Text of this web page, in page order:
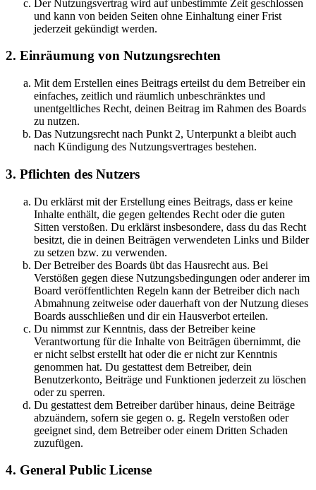
Der Nutzungsvertrag wird auf unbestimmte Zeit geschlossen
und kann von beiden Seiten ohne Einhaltung einer Frist
jederzeit gekündigt werden.
2. Einräumung von Nutzungsrechten
Mit dem Erstellen eines Beitrags erteilst du dem Betreiber ein
einfaches, zeitlich und räumlich unbeschränktes und
unentgeltliches Recht, deinen Beitrag im Rahmen des Boards
zu nutzen.
Das Nutzungsrecht nach Punkt 2, Unterpunkt a bleibt auch
nach Kündigung des Nutzungsvertrages bestehen.
3. Pflichten des Nutzers
Du erklärst mit der Erstellung eines Beitrags, dass er keine
Inhalte enthält, die gegen geltendes Recht oder die guten
Sitten verstoßen. Du erklärst insbesondere, dass du das Recht
besitzt, die in deinen Beiträgen verwendeten Links und Bilder
zu setzen bzw. zu verwenden.
Der Betreiber des Boards übt das Hausrecht aus. Bei
Verstößen gegen diese Nutzungsbedingungen oder anderer im
Board veröffentlichten Regeln kann der Betreiber dich nach
Abmahnung zeitweise oder dauerhaft von der Nutzung dieses
Boards ausschließen und dir ein Hausverbot erteilen.
Du nimmst zur Kenntnis, dass der Betreiber keine
Verantwortung für die Inhalte von Beiträgen übernimmt, die
er nicht selbst erstellt hat oder die er nicht zur Kenntnis
genommen hat. Du gestattest dem Betreiber, dein
Benutzerkonto, Beiträge und Funktionen jederzeit zu löschen
oder zu sperren.
Du gestattest dem Betreiber darüber hinaus, deine Beiträge
abzuändern, sofern sie gegen o. g. Regeln verstoßen oder
geeignet sind, dem Betreiber oder einem Dritten Schaden
zuzufügen.
4. General Public License